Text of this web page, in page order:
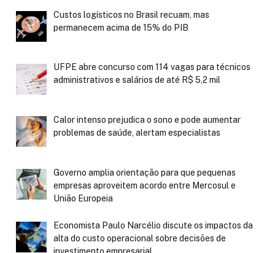
Custos logísticos no Brasil recuam, mas
permanecem acima de 15% do PIB
UFPE abre concurso com 114 vagas para técnicos
administrativos e salários de até R$ 5,2 mil
Calor intenso prejudica o sono e pode aumentar
problemas de saúde, alertam especialistas
Governo amplia orientação para que pequenas
empresas aproveitem acordo entre Mercosul e
União Europeia
Economista Paulo Narcélio discute os impactos da
alta do custo operacional sobre decisões de
investimento empresarial